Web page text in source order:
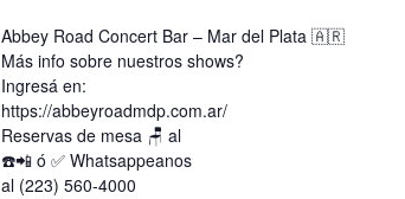
Abbey Road Concert Bar – Mar del Plata 🇦🇷
Más info sobre nuestros shows?
Ingresá en:
https://abbeyroadmdp.com.ar/
Reservas de mesa 🪑 al
☎️📲 ó ✅️ Whatsappeanos
al (223) 560-4000